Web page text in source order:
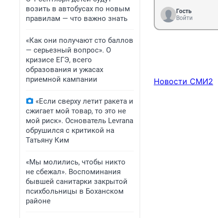
возить в автобусах по новым
правилам — что важно знать
«Как они получают сто баллов
— серьезный вопрос». О
кризисе ЕГЭ, всего
образования и ужасах
приемной кампании
«Если сверху летит ракета и
сжигает мой товар, то это не
мой риск». Основатель Levrana
обрушился с критикой на
Татьяну Ким
«Мы молились, чтобы никто
не сбежал». Воспоминания
бывшей санитарки закрытой
психбольницы в Боханском
районе
Гость
Войти
Новости СМИ2